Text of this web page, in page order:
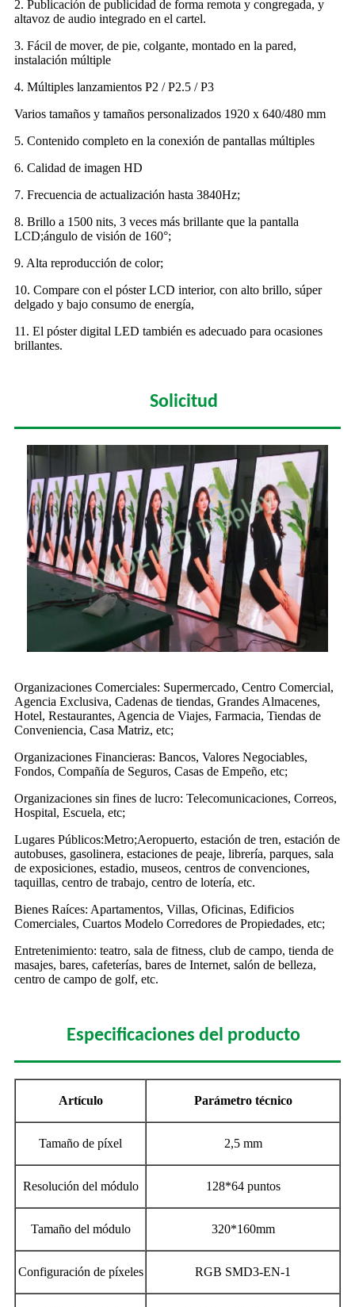
2. Publicación de publicidad de forma remota y congregada, y
altavoz de audio integrado en el cartel.
3. Fácil de mover, de pie, colgante, montado en la pared,
instalación múltiple
4. Múltiples lanzamientos P2 / P2.5 / P3
Varios tamaños y tamaños personalizados 1920 x 640/480 mm
5. Contenido completo en la conexión de pantallas múltiples
6. Calidad de imagen HD
7. Frecuencia de actualización hasta 3840Hz;
8. Brillo a 1500 nits, 3 veces más brillante que la pantalla
LCD;ángulo de visión de 160°;
9. Alta reproducción de color;
10. Compare con el póster LCD interior, con alto brillo, súper
delgado y bajo consumo de energía,
11. El póster digital LED también es adecuado para ocasiones
brillantes.
Solicitud
Organizaciones Comerciales: Supermercado, Centro Comercial,
Agencia Exclusiva, Cadenas de tiendas, Grandes Almacenes,
Hotel, Restaurantes, Agencia de Viajes, Farmacia, Tiendas de
Conveniencia, Casa Matriz, etc;
Organizaciones Financieras: Bancos, Valores Negociables,
Fondos, Compañía de Seguros, Casas de Empeño, etc;
Organizaciones sin fines de lucro: Telecomunicaciones, Correos,
Hospital, Escuela, etc;
Lugares Públicos:Metro;Aeropuerto, estación de tren, estación de
autobuses, gasolinera, estaciones de peaje, librería, parques, sala
de exposiciones, estadio, museos, centros de convenciones,
taquillas, centro de trabajo, centro de lotería, etc.
Bienes Raíces: Apartamentos, Villas, Oficinas, Edificios
Comerciales, Cuartos Modelo Corredores de Propiedades, etc;
Entretenimiento: teatro, sala de fitness, club de campo, tienda de
masajes, bares, cafeterías, bares de Internet, salón de belleza,
centro de campo de golf, etc.
Especificaciones del producto
Artículo Parámetro técnico
Tamaño de píxel 2,5 mm
Resolución del módulo 128*64 puntos
Tamaño del módulo 320*160mm
Configuración de píxeles RGB SMD3-EN-1